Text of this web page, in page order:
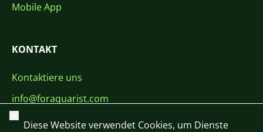
Mobile App
KONTAKT
Kontaktiere uns
info@foraquarist.com
+420 603 449 602
Schließen
Diese Website verwendet Cookies, um Dienste